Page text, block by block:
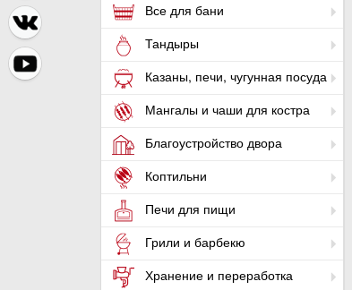
Все для бани
Тандыры
Казаны, печи, чугунная посуда
Мангалы и чаши для костра
Благоустройство двора
Коптильни
Печи для пищи
Грили и барбекю
Хранение и переработка